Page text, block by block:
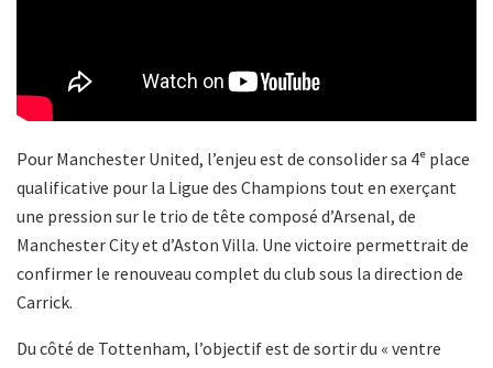
Pour Manchester United, l’enjeu est de consolider sa 4ᵉ place
qualificative pour la Ligue des Champions tout en exerçant
une pression sur le trio de tête composé d’Arsenal, de
Manchester City et d’Aston Villa. Une victoire permettrait de
confirmer le renouveau complet du club sous la direction de
Carrick.
Du côté de Tottenham, l’objectif est de sortir du « ventre